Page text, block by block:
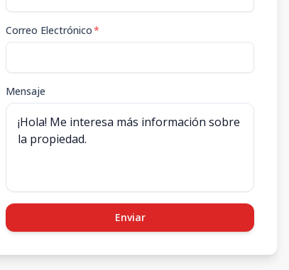
Correo Electrónico*
Mensaje
Enviar